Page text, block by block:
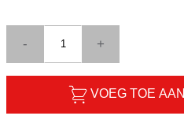
- +
VOEG TOE